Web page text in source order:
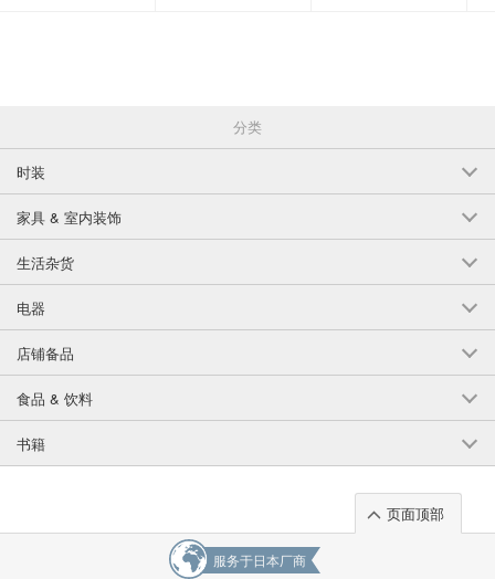
分类
时装
家具 & 室内装饰
生活杂货
电器
店铺备品
食品 & 饮料
书籍
页面顶部
服务于日本厂商